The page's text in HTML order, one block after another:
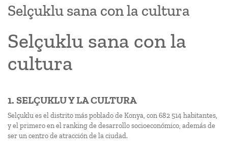
Selçuklu sana con la cultura
Selçuklu sana con la
cultura
1. SELÇUKLU Y LA CULTURA
Selçuklu es el distrito más poblado de Konya, con 682 514 habitantes,
y el primero en el ranking de desarrollo socioeconómico, además de
ser un centro de atracción de la ciudad.